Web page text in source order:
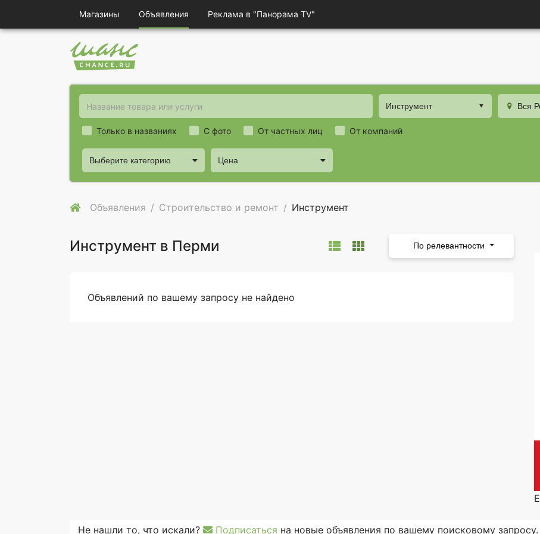
Магазины Объявления Реклама в "Панорама TV"
Инструмент Вся
Только в названиях
Выберите категорию Цена
С фото От частных лиц От компаний
Объявления Строительство и ремонт Инструмент
Инструмент в Перми По релевантности
Объявлений по вашему запросу не найдено
Не нашли то, что искали? Подписаться на новые объявления по вашему поисковому запросу.